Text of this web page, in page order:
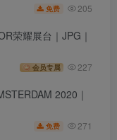
免费 205
荣耀展台｜JPG｜
会员专属 227
2020｜
免费 271